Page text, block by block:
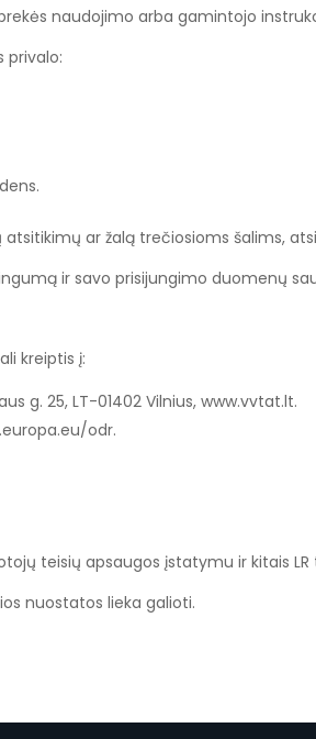
naudojimo arba gamintojo
privalo:
ar žalą trečiosioms šalims,
ir savo prisijungimo duomenų
kreiptis į:
g. 25, LT-01402 Vilnius, www.vvtat.lt.
odr.
teisių apsaugos įstatymu ir kitais
nuostatos lieka galioti.